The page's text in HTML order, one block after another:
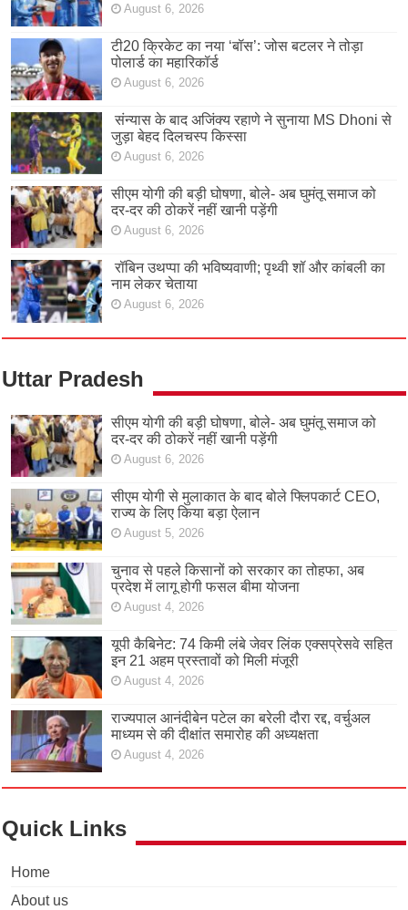
August 6, 2026
टी20 क्रिकेट का नया ‘बॉस’: जोस बटलर ने तोड़ा
पोलार्ड का महारिकॉर्ड
August 6, 2026
संन्यास के बाद अजिंक्‍य रहाणे ने सुनाया MS Dhoni से
जुड़ा बेहद दिलचस्प किस्सा
August 6, 2026
सीएम योगी की बड़ी घोषणा, बोले- अब घुमंतू समाज को
दर-दर की ठोकरें नहीं खानी पड़ेंगी
August 6, 2026
रॉबिन उथप्पा की भविष्यवाणी; पृथ्वी शॉ और कांबली का
नाम लेकर चेताया
August 6, 2026
Uttar Pradesh
सीएम योगी की बड़ी घोषणा, बोले- अब घुमंतू समाज को
दर-दर की ठोकरें नहीं खानी पड़ेंगी
August 6, 2026
सीएम योगी से मुलाकात के बाद बोले फ्लिपकार्ट CEO,
राज्य के लिए किया बड़ा ऐलान
August 5, 2026
चुनाव से पहले किसानों को सरकार का तोहफा, अब
प्रदेश में लागू होगी फसल बीमा योजना
August 4, 2026
यूपी कैबिनेट: 74 किमी लंबे जेवर लिंक एक्सप्रेसवे सहित
इन 21 अहम प्रस्तावों को मिली मंजूरी
August 4, 2026
राज्यपाल आनंदीबेन पटेल का बरेली दौरा रद्द, वर्चुअल
माध्यम से की दीक्षांत समारोह की अध्यक्षता
August 4, 2026
Quick Links
Home
About us